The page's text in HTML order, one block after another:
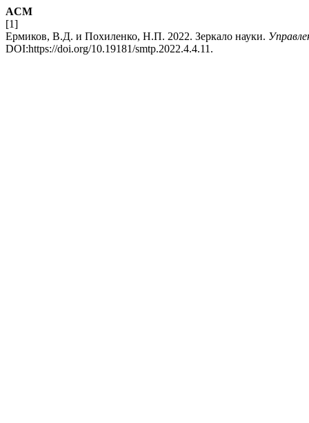
ACM
[1]
Ермиков, В.Д. и Похиленко, Н.П. 2022. Зеркало науки.
DOI:https://doi.org/10.19181/smtp.2022.4.4.11.